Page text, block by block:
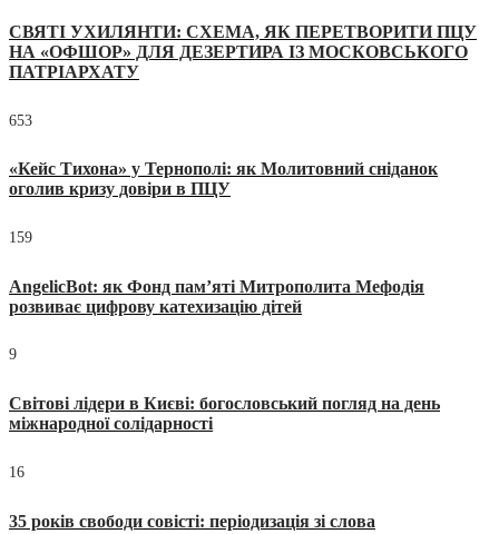
СВЯТІ УХИЛЯНТИ: СХЕМА, ЯК ПЕРЕТВОРИТИ ПЦУ
НА «ОФШОР» ДЛЯ ДЕЗЕРТИРА ІЗ МОСКОВСЬКОГО
ПАТРІАРХАТУ
653
«Кейс Тихона» у Тернополі: як Молитовний сніданок
оголив кризу довіри в ПЦУ
159
AngelicBot: як Фонд пам’яті Митрополита Мефодія
розвиває цифрову катехизацію дітей
9
Світові лідери в Києві: богословський погляд на день
міжнародної солідарності
16
35 років свободи совісті: періодизація зі слова